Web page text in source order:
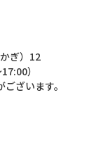
ぎ）12
）
ざいます。